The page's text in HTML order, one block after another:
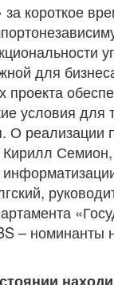
короткое
для
проекта
условия для
О реализации
– номинанты